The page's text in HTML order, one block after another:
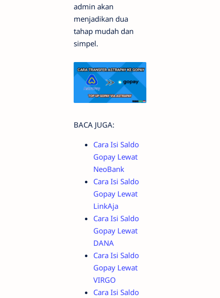
admin akan
menjadikan dua
tahap mudah dan
simpel.
BACA JUGA:
Cara Isi Saldo
Gopay Lewat
NeoBank
Cara Isi Saldo
Gopay Lewat
LinkAja
Cara Isi Saldo
Gopay Lewat
DANA
Cara Isi Saldo
Gopay Lewat
VIRGO
Cara Isi Saldo